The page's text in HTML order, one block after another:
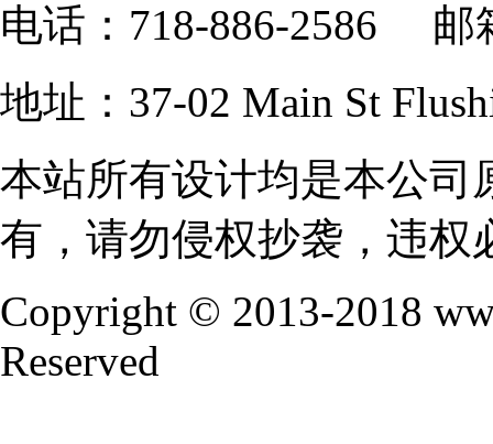
电话：718-886-2586 邮
地址：37-02 Main St
本站所有设计均是本公司
有，请勿侵权抄袭，违权
Copyright © 2013-2018
Reserved